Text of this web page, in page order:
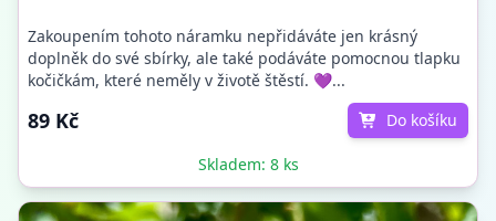
Zakoupením tohoto náramku nepřidáváte jen krásný
doplněk do své sbírky, ale také podáváte pomocnou tlapku
kočičkám, které neměly v životě štěstí. 💜...
89 Kč Do košíku
Skladem: 8 ks